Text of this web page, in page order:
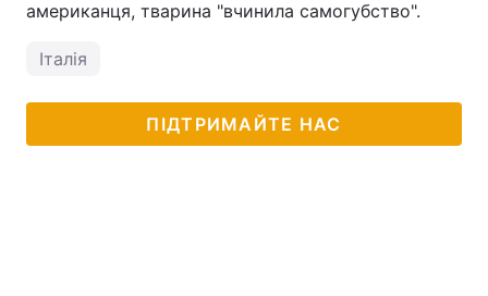
американця, тварина "вчинила самогубство".
Італія
ПІДТРИМАЙТЕ НАС